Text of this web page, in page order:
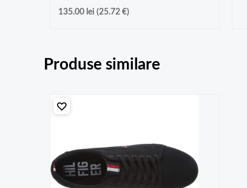
135.00 lei (25.72 €)
Produse similare